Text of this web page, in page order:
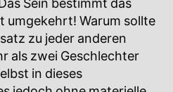
Sein bestimmt das
umgekehrt! Warum sollte
zu jeder anderen
als zwei Geschlechter
in dieses